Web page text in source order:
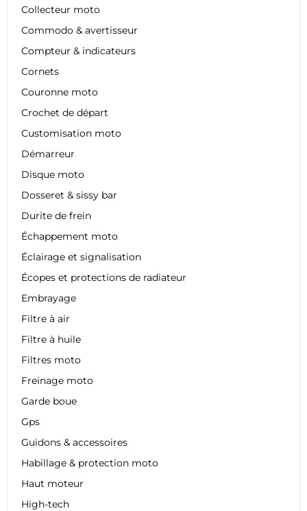
Collecteur moto
Commodo & avertisseur
Compteur & indicateurs
Cornets
Couronne moto
Crochet de départ
Customisation moto
Démarreur
Disque moto
Dosseret & sissy bar
Durite de frein
Échappement moto
Éclairage et signalisation
Écopes et protections de radiateur
Embrayage
Filtre à air
Filtre à huile
Filtres moto
Freinage moto
Garde boue
Gps
Guidons & accessoires
Habillage & protection moto
Haut moteur
High-tech